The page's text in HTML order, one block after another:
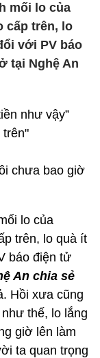
mối lo của
cấp trên, lo
với PV báo
tại Nghệ An
như vậy”
trên"
chưa bao giờ
lo của
trên, lo quà ít
báo điện tử
An chia sẻ
Hồi xưa cũng
thế, lo lắng
giờ lên làm
ta quan trọng